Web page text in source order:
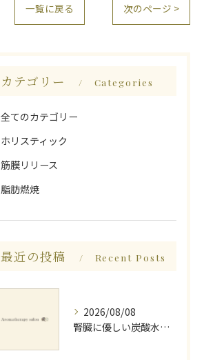
一覧に戻る 次のページ >
カテゴリー Categories
全てのカテゴリー
ホリスティック
筋膜リリース
脂肪燃焼
最近の投稿 Recent Posts
2026/08/08
腎臓に優しい炭酸水とミネラルでデトックス法